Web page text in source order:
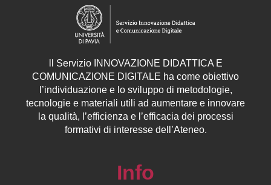
Servizio INNOVAZIONE DIDATTICA E
COMUNICAZIONE DIGITALE ha come obiettivo
l’individuazione e lo sviluppo di metodologie,
tecnologie e materiali utili ad aumentare e innovare
la qualità, l’efficienza e l’efficacia dei processi
formativi di interesse dell’Ateneo.
Info